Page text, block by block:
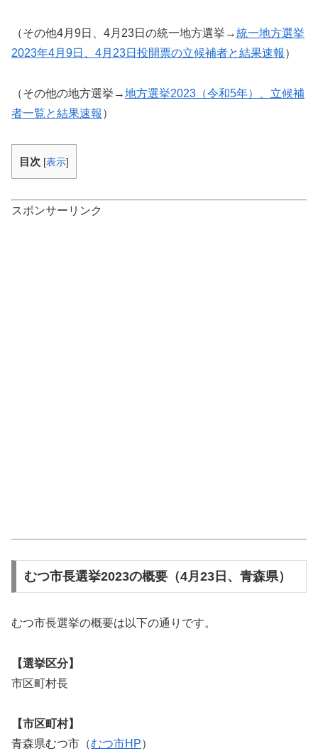
（その他4月9日、4月23日の統一地方選挙→統一地方選挙
2023年4月9日、4月23日投開票の立候補者と結果速報 ）
（その他の地方選挙→地方選挙2023（令和5年）、立候補
者一覧と結果速報 ）
目次 [表示]
スポンサーリンク
むつ市長選挙2023の概要（4月23日、青森県）
むつ市長選挙の概要は以下の通りです。
【選挙区分】
市区町村長
【市区町村】
青森県むつ市（むつ市HP）